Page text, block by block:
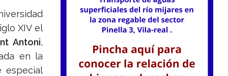
XIV el
Antoni,
en la
especial